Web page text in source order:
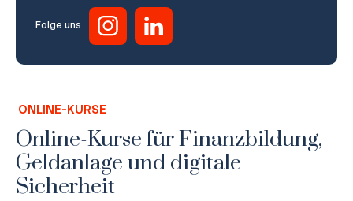
Ratgeber
Online Kurse
Folge uns
ONLINE-KURSE
Online-Kurse für Finanzbildung,
Geldanlage und digitale
Sicherheit